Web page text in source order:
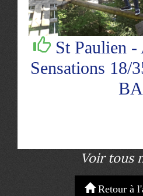
St Paulien -
Sensations 18/
BA
Voir tous
Retour à